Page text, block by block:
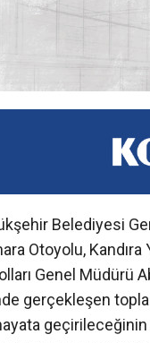
Belediyesi
Otoyolu, Kandıra
Genel Müdürü
gerçekleşen
geçirileceğinin